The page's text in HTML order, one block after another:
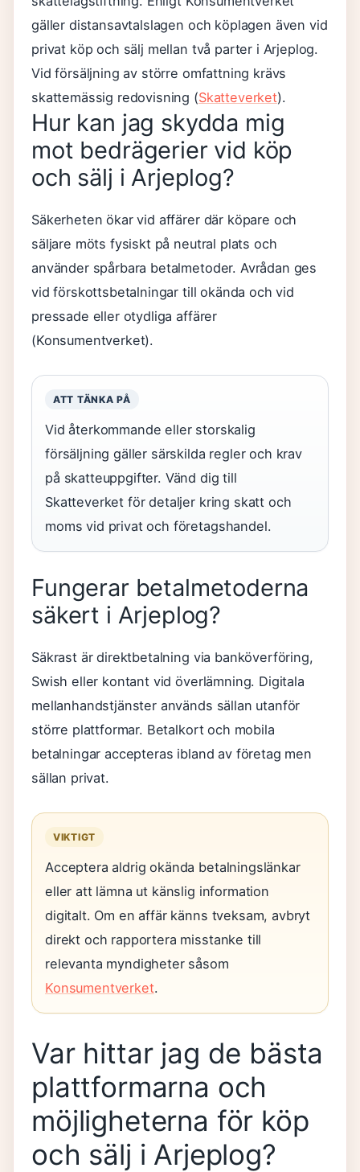
gäller distansavtalslagen och köplagen även vid
privat köp och sälj mellan två parter i Arjeplog.
Vid försäljning av större omfattning krävs
skattemässig redovisning (Skatteverket).
Hur kan jag skydda mig
mot bedrägerier vid köp
och sälj i Arjeplog?
Säkerheten ökar vid affärer där köpare och
säljare möts fysiskt på neutral plats och
använder spårbara betalmetoder. Avrådan ges
vid förskottsbetalningar till okända och vid
pressade eller otydliga affärer
(Konsumentverket).
ATT TÄNKA PÅ
Vid återkommande eller storskalig
försäljning gäller särskilda regler och krav
på skatteuppgifter. Vänd dig till
Skatteverket för detaljer kring skatt och
moms vid privat och företagshandel.
Fungerar betalmetoderna
säkert i Arjeplog?
Säkrast är direktbetalning via banköverföring,
Swish eller kontant vid överlämning. Digitala
mellanhandstjänster används sällan utanför
större plattformar. Betalkort och mobila
betalningar accepteras ibland av företag men
sällan privat.
VIKTIGT
Acceptera aldrig okända betalningslänkar
eller att lämna ut känslig information
digitalt. Om en affär känns tveksam, avbryt
direkt och rapportera misstanke till
relevanta myndigheter såsom
Konsumentverket.
Var hittar jag de bästa
plattformarna och
möjligheterna för köp
och sälj i Arjeplog?